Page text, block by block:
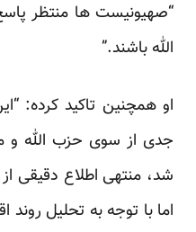
“صهیونیست ها منتظر
الله باشند.”
او همچنین تاکید کرده:
جدی از سوی حزب الله و
شد، منتهی اطلاع دقیقی
اما با توجه به تحلیل